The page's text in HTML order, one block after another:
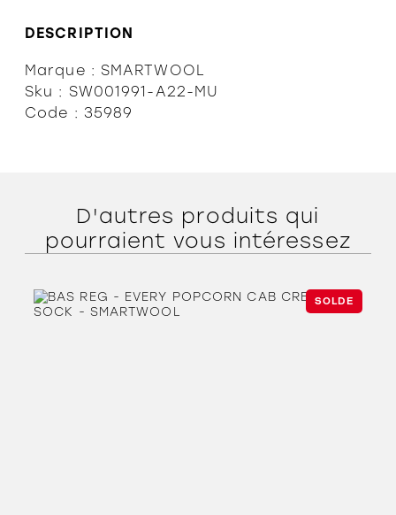
DESCRIPTION
Marque : SMARTWOOL
Sku : SW001991-A22-MU
Code : 35989
D'autres produits qui
pourraient vous intéressez
SOLDE